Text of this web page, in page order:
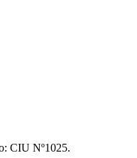
CIU Nº1025.